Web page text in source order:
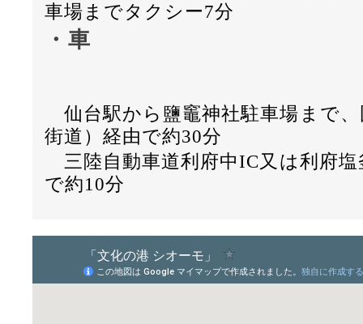
車場までタクシー7分
・車
仙台駅から鹽竈神社駐車場まで
街道）経由で約30分
三陸自動車道利府中IC又は利府
で約10分